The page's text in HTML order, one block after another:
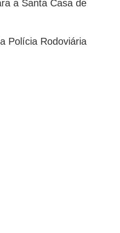
a Santa Casa de
Polícia Rodoviária